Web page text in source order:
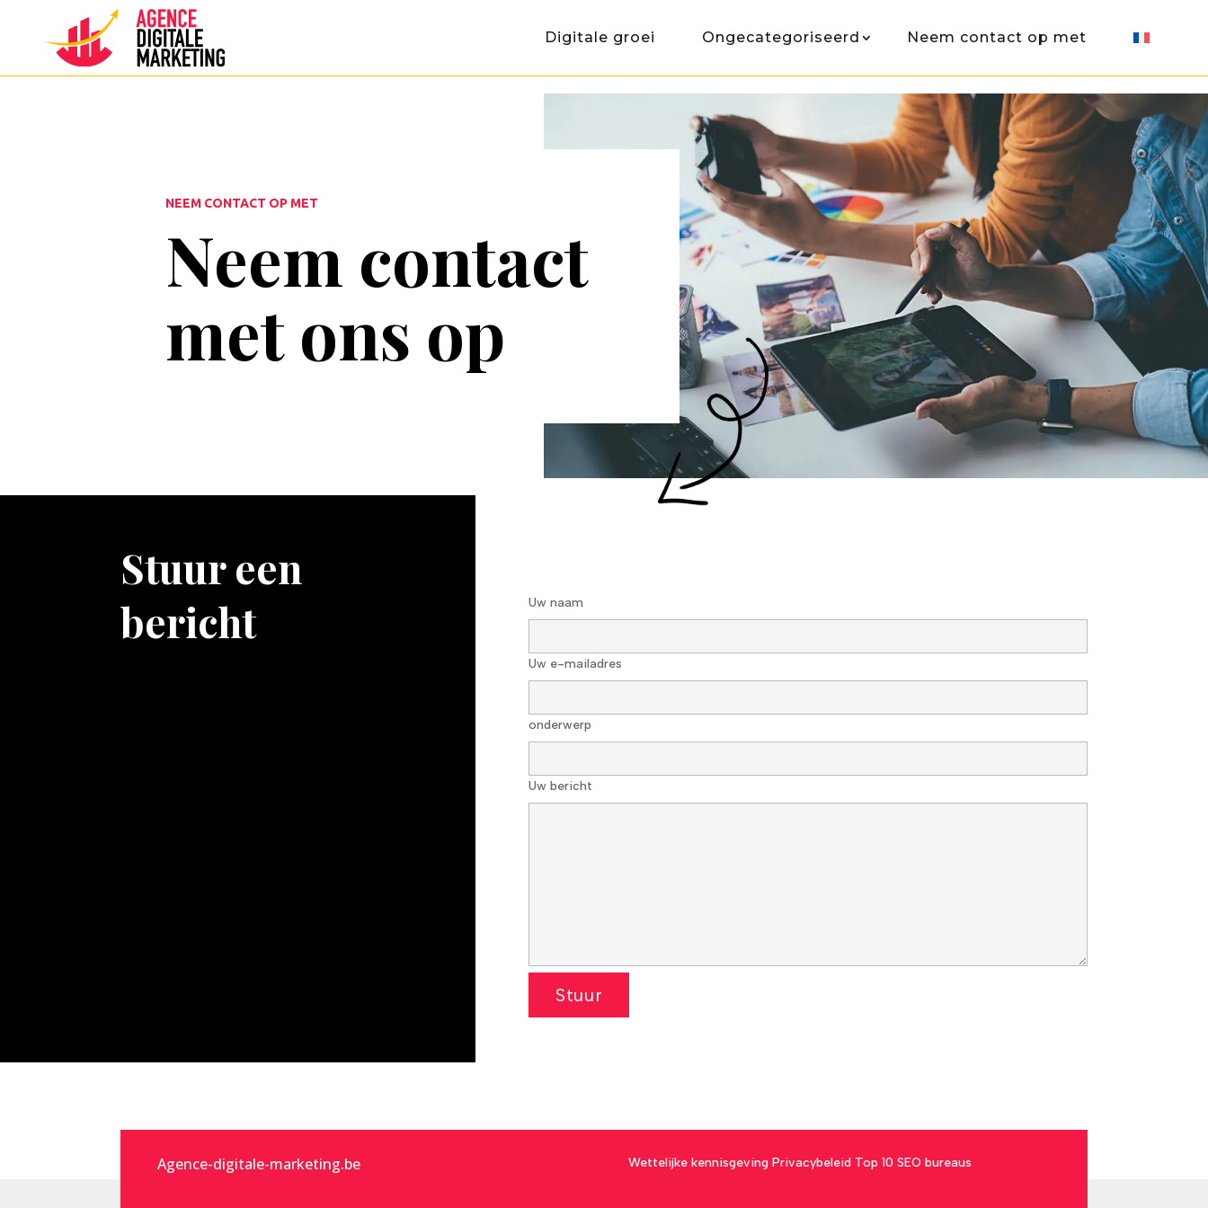
Digitale groei Ongecategoriseerd Neem contact op met
NEEM CONTACT OP MET
Neem contact
met ons op
Stuur een
bericht
Uw naam
Uw e-mailadres
onderwerp
Uw bericht
Agence-digitale-marketing.be Wettelijke kennisgeving Privacybeleid Top 10 SEO bureaus